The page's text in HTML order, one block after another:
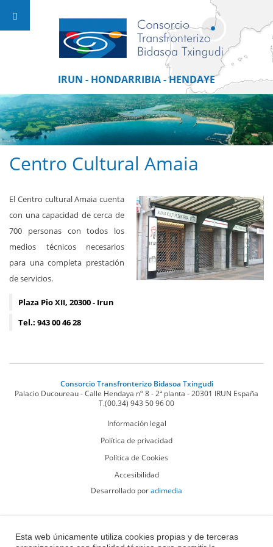
IRUN - HONDARRIBIA - HENDAYE
Centro Cultural Amaia
El Centro cultural Amaia cuenta
con una capacidad de cerca de
700 personas con todos los
medios técnicos necesarios
para una completa prestación
de servicios.
Plaza Pio XII, 20300 - Irun
Tel.: 943 00 46 28
Consorcio Transfronterizo Bidasoa Txingudi
Palacio Ducoureau - Calle Hendaya nº 8 - 2ª planta -20301 IRUN España
T.(00.34) 943 50 96 00
Información legal
Política de privacidad
Política de Cookies
Accesibilidad
Desarrollado poradimedia
Esta web únicamente utiliza cookies propias y de terceras